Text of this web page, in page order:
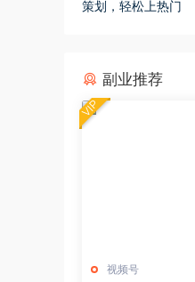
策划，轻松上热门
副业推荐
视频号
VIP